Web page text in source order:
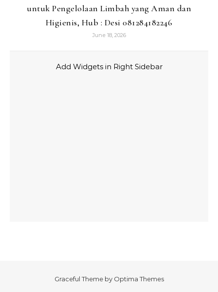
untuk Pengelolaan Limbah yang Aman dan
Higienis, Hub : Desi 081284182246
June 18, 2026
Add Widgets in Right Sidebar
Graceful Theme by Optima Themes